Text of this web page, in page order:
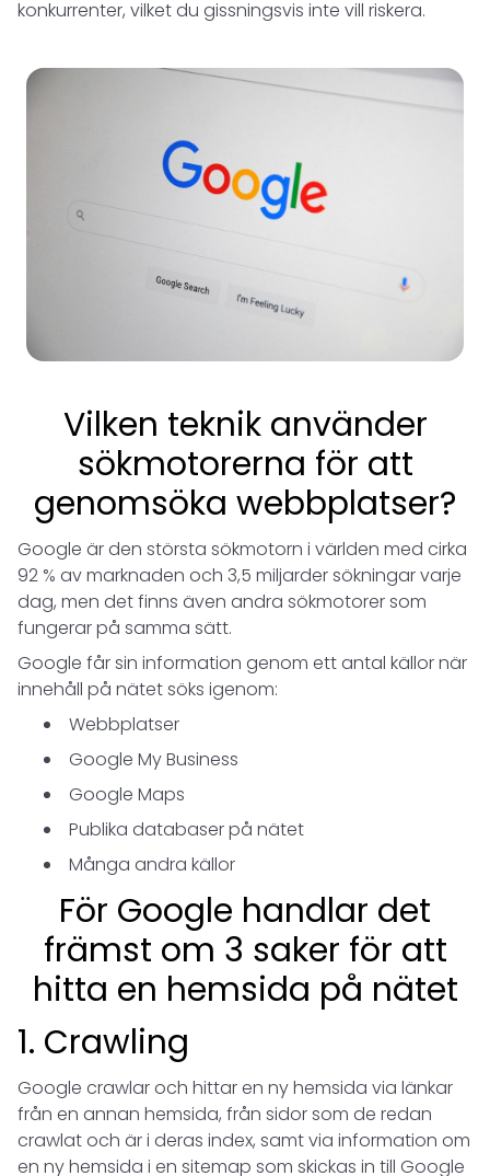
konkurrenter, vilket du gissningsvis inte vill riskera.
Vilken teknik använder
sökmotorerna för att
genomsöka webbplatser?
Google är den största sökmotorn i världen med cirka
92 % av marknaden och 3,5 miljarder sökningar varje
dag, men det finns även andra sökmotorer som
fungerar på samma sätt.
Google får sin information genom ett antal källor när
innehåll på nätet söks igenom:
Webbplatser
Google My Business
Google Maps
Publika databaser på nätet
Många andra källor
För Google handlar det
främst om 3 saker för att
hitta en hemsida på nätet
1. Crawling
Google crawlar och hittar en ny hemsida via länkar
från en annan hemsida, från sidor som de redan
crawlat och är i deras index, samt via information om
en ny hemsida i en sitemap som skickas in till Google